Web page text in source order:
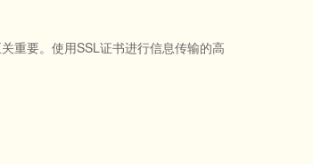
重要。使用SSL证书进行信息传输的高